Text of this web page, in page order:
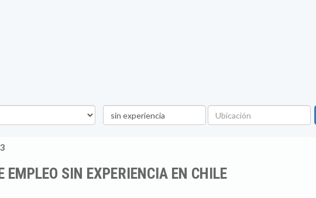
Palabra
clave
Ubicación
EMPLEO SIN EXPERIENCIA EN CHILE